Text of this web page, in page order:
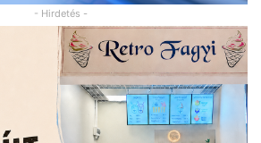
- Hirdetés -